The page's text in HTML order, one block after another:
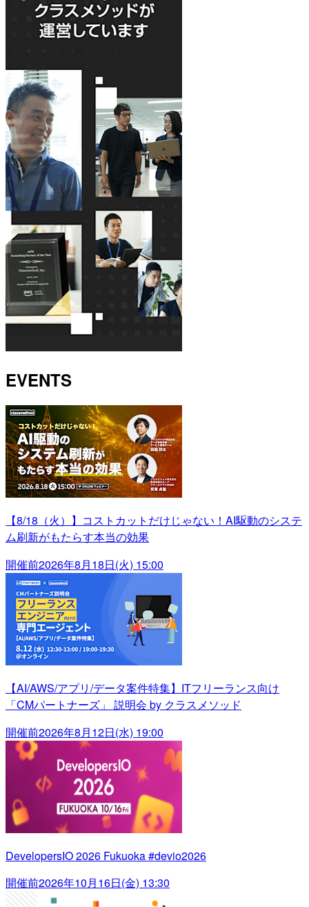
EVENTS
【8/18（火）】コストカットだけじゃない！AI駆動のシステ
ム刷新がもたらす本当の効果
開催前2026年8月18日(火) 15:00
【AI/AWS/アプリ/データ案件特集】ITフリーランス向け
「CMパートナーズ」 説明会 by クラスメソッド
開催前2026年8月12日(水) 19:00
DevelopersIO 2026 Fukuoka #devio2026
開催前2026年10月16日(金) 13:30